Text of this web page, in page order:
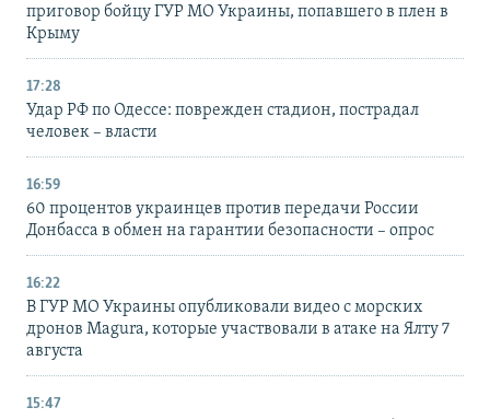
приговор бойцу ГУР МО Украины, попавшего в плен в
Крыму
17:28
Удар РФ по Одессе: поврежден стадион, пострадал
человек – власти
16:59
60 процентов украинцев против передачи России
Донбасса в обмен на гарантии безопасности – опрос
16:22
В ГУР МО Украины опубликовали видео с морских
дронов Magura, которые участвовали в атаке на Ялту 7
августа
15:47